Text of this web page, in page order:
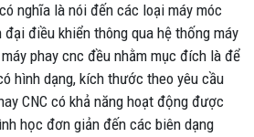
nghĩa là nói đến các loại máy móc
đại điều khiển thông qua hệ thống máy
phay cnc đều nhằm mục đích là để
hình dạng, kích thước theo yêu cầu
CNC có khả năng hoạt động được
học đơn giản đến các biên dạng